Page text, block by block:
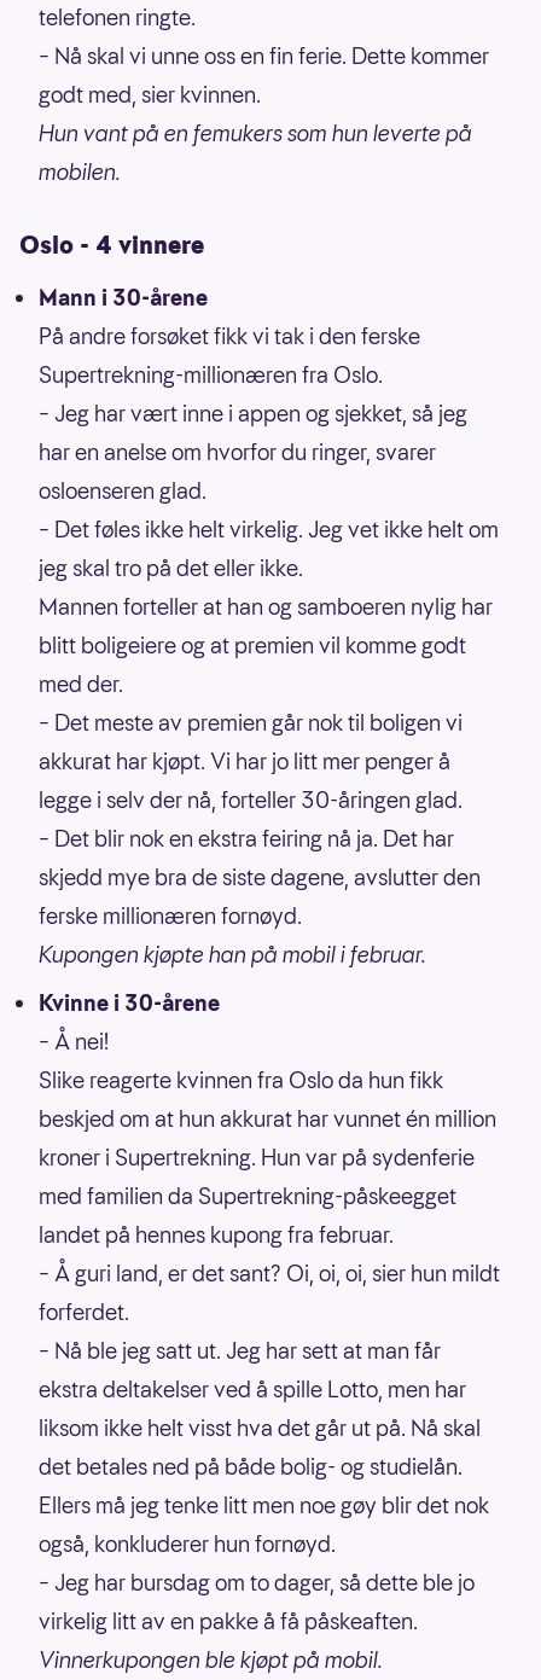
telefonen ringte.
– Nå skal vi unne oss en fin ferie. Dette kommer
godt med, sier kvinnen.
Hun vant på en femukers som hun leverte på
mobilen.
Oslo - 4 vinnere
Mann i 30-årene
På andre forsøket fikk vi tak i den ferske
Supertrekning-millionæren fra Oslo.
– Jeg har vært inne i appen og sjekket, så jeg
har en anelse om hvorfor du ringer, svarer
osloenseren glad.
– Det føles ikke helt virkelig. Jeg vet ikke helt om
jeg skal tro på det eller ikke.
Mannen forteller at han og samboeren nylig har
blitt boligeiere og at premien vil komme godt
med der.
– Det meste av premien går nok til boligen vi
akkurat har kjøpt. Vi har jo litt mer penger å
legge i selv der nå, forteller 30-åringen glad.
– Det blir nok en ekstra feiring nå ja. Det har
skjedd mye bra de siste dagene, avslutter den
ferske millionæren fornøyd.
Kupongen kjøpte han på mobil i februar.
Kvinne i 30-årene
– Å nei!
Slike reagerte kvinnen fra Oslo da hun fikk
beskjed om at hun akkurat har vunnet én million
kroner i Supertrekning. Hun var på sydenferie
med familien da Supertrekning-påskeegget
landet på hennes kupong fra februar.
– Å guri land, er det sant? Oi, oi, oi, sier hun mildt
forferdet.
– Nå ble jeg satt ut. Jeg har sett at man får
ekstra deltakelser ved å spille Lotto, men har
liksom ikke helt visst hva det går ut på. Nå skal
det betales ned på både bolig- og studielån.
Ellers må jeg tenke litt men noe gøy blir det nok
også, konkluderer hun fornøyd.
– Jeg har bursdag om to dager, så dette ble jo
virkelig litt av en pakke å få påskeaften.
Vinnerkupongen ble kjøpt på mobil.